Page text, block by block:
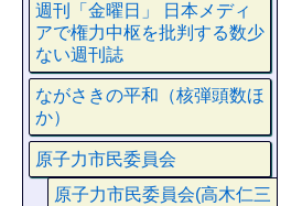
週刊「金曜日」 日本メディ
アで権力中枢を批判する数少
ない週刊誌
ながさきの平和（核弾頭数ほ
か）
原子力市民委員会
原子力市民委員会(高木仁三